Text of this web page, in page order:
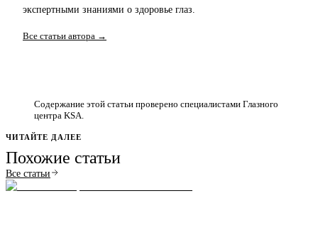
экспертными знаниями о здоровье глаз.
Все статьи автора →
Содержание этой статьи проверено специалистами Глазного
центра KSA.
ЧИТАЙТЕ ДАЛЕЕ
Похожие статьи
Все статьи